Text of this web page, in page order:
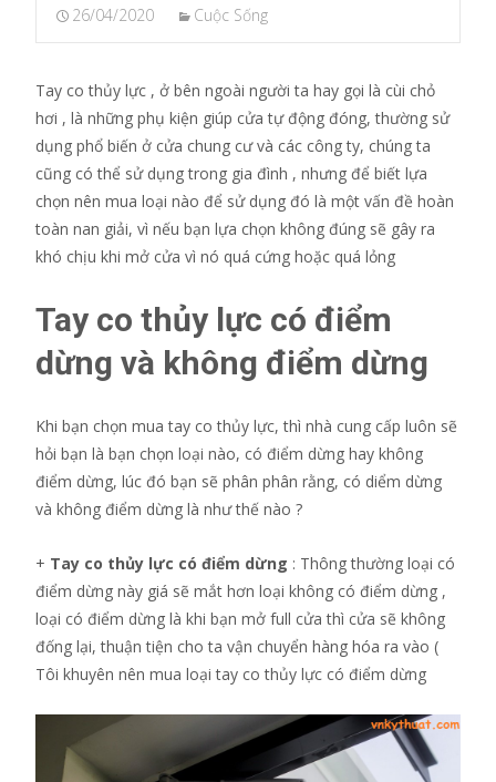
26/04/2020 Cuộc Sống
Tay co thủy lực , ở bên ngoài người ta hay gọi là cùi chỏ
hơi , là những phụ kiện giúp cửa tự động đóng, thường sử
dụng phổ biến ở cửa chung cư và các công ty, chúng ta
cũng có thể sử dụng trong gia đình , nhưng để biết lựa
chọn nên mua loại nào để sử dụng đó là một vấn đề hoàn
toàn nan giải, vì nếu bạn lựa chọn không đúng sẽ gây ra
khó chịu khi mở cửa vì nó quá cứng hoặc quá lỏng
Tay co thủy lực có điểm
dừng và không điểm dừng
Khi bạn chọn mua tay co thủy lực, thì nhà cung cấp luôn sẽ
hỏi bạn là bạn chọn loại nào, có điểm dừng hay không
điểm dừng, lúc đó bạn sẽ phân phân rằng, có diểm dừng
và không điểm dừng là như thế nào ?
+ Tay co thủy lực có điểm dừng : Thông thường loại có
điểm dừng này giá sẽ mắt hơn loại không có điểm dừng ,
loại có điểm dừng là khi bạn mở full cửa thì cửa sẽ không
đống lại, thuận tiện cho ta vận chuyển hàng hóa ra vào (
Tôi khuyên nên mua loại tay co thủy lực có điểm dừng